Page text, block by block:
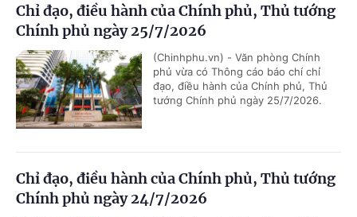
Chỉ đạo, điều hành của Chính phủ, Thủ tướng
Chính phủ ngày 25/7/2026
(Chinhphu.vn) - Văn phòng Chính
phủ vừa có Thông cáo báo chí chỉ
đạo, điều hành của Chính phủ, Thủ
tướng Chính phủ ngày 25/7/2026.
Chỉ đạo, điều hành của Chính phủ, Thủ tướng
Chính phủ ngày 24/7/2026